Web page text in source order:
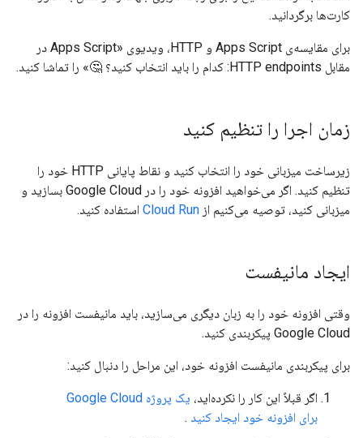
کارت‌ها برگردانید.
برای مقایسه‌ی Apps Script و HTTP، ویدیوی «Apps Script در
مقابل HTTP endpoints: کدام را باید انتخاب کنید؟ 🤔» را تماشا کنید.
زمان اجرا را تنظیم کنید
زیرساخت میزبانی خود را انتخاب کنید و نقاط پایانی HTTP خود را
تنظیم کنید. اگر می‌خواهید افزونه خود را در Google Cloud بسازید و
میزبانی کنید، توصیه می‌کنیم از Cloud Run استفاده کنید.
ایجاد مانیفست
وقتی افزونه خود را به زبان دیگری می‌سازید، باید مانیفست افزونه را در
Google Cloud پیکربندی کنید.
برای پیکربندی مانیفست افزونه خود، این مراحل را دنبال کنید:
اگر قبلاً این کار را نکرده‌اید،
یک پروژه Google Cloud
برای افزونه خود ایجاد کنید .